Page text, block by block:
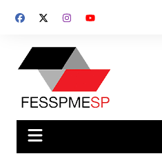
para
conteúdo